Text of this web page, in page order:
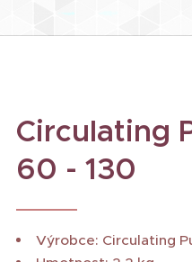
Circulating
60 - 130
Výrobce: Circulating